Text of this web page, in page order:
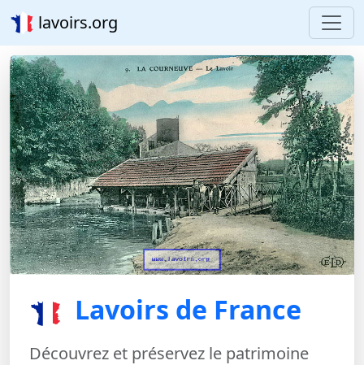
lavoirs.org
Lavoirs de France
Découvrez et préservez le patrimoine